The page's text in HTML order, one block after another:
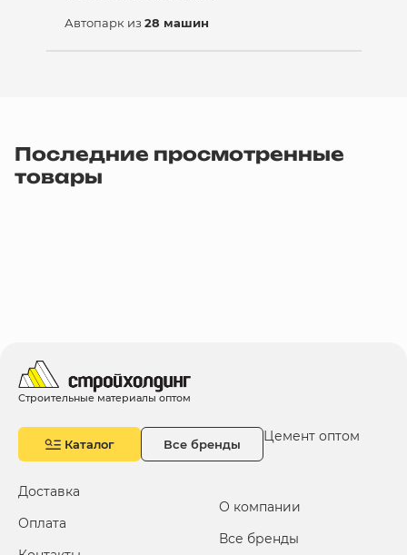
Автопарк из 28 машин
Последние просмотренные
товары
Строительные материалы оптом
Каталог Все бренды Цемент оптом
Доставка
Оплата
О компании
Все бренды